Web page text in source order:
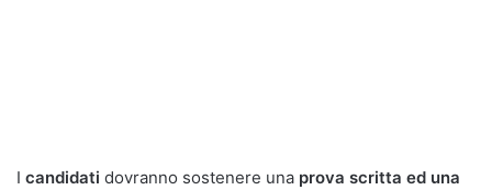
I candidati dovranno sostenere una prova scritta ed una